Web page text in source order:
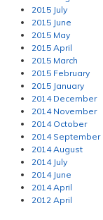
2015 July
2015 June
2015 May
2015 April
2015 March
2015 February
2015 January
2014 December
2014 November
2014 October
2014 September
2014 August
2014 July
2014 June
2014 April
2012 April